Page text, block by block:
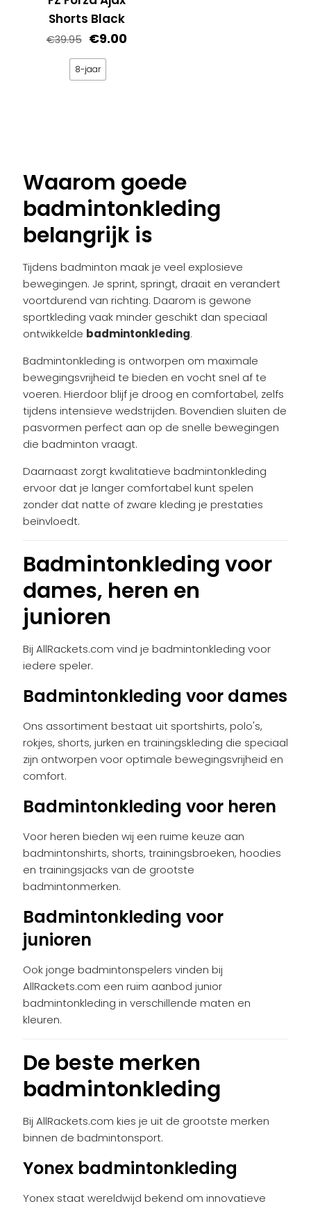
worden
op
de
productpagina
Shorts Black
€39.95 Oorspronkelijke
prijs
was:
€9.00Huidige
8-jaar
Deze
optie
kan
gekozen
op
de
productpagina
Waarom goede
badmintonkleding
belangrijk is
Tijdens badminton maak je veel explosieve
bewegingen. Je sprint, springt, draait en verandert
voortdurend van richting. Daarom is gewone
sportkleding vaak minder geschikt dan speciaal
ontwikkelde badmintonkleding.
Badmintonkleding is ontworpen om maximale
bewegingsvrijheid te bieden en vocht snel af te
voeren. Hierdoor blijf je droog en comfortabel, zelfs
tijdens intensieve wedstrijden. Bovendien sluiten de
pasvormen perfect aan op de snelle bewegingen
die badminton vraagt.
Daarnaast zorgt kwalitatieve badmintonkleding
ervoor dat je langer comfortabel kunt spelen
zonder dat natte of zware kleding je prestaties
beïnvloedt.
Badmintonkleding voor
dames, heren en
junioren
Bij AllRackets.com vind je badmintonkleding voor
iedere speler.
Badmintonkleding voor dames
Ons assortiment bestaat uit sportshirts, polo's,
rokjes, shorts, jurken en trainingskleding die speciaal
zijn ontworpen voor optimale bewegingsvrijheid en
comfort.
Badmintonkleding voor heren
Voor heren bieden wij een ruime keuze aan
badmintonshirts, shorts, trainingsbroeken, hoodies
en trainingsjacks van de grootste
badmintonmerken.
Badmintonkleding voor
junioren
Ook jonge badmintonspelers vinden bij
AllRackets.com een ruim aanbod junior
badmintonkleding in verschillende maten en
kleuren.
De beste merken
badmintonkleding
Bij AllRackets.com kies je uit de grootste merken
binnen de badmintonsport.
Yonex badmintonkleding
Yonex staat wereldwijd bekend om innovatieve